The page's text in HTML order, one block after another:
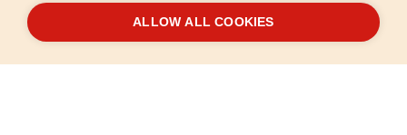
VytvořiloFEO
ALLOW ALL COOKIES